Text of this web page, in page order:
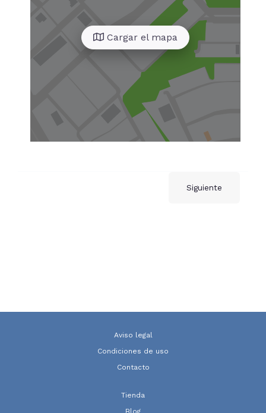
Cargar el mapa
Siguiente
Aviso legal
Condiciones de uso
Contacto
Tienda
Blog